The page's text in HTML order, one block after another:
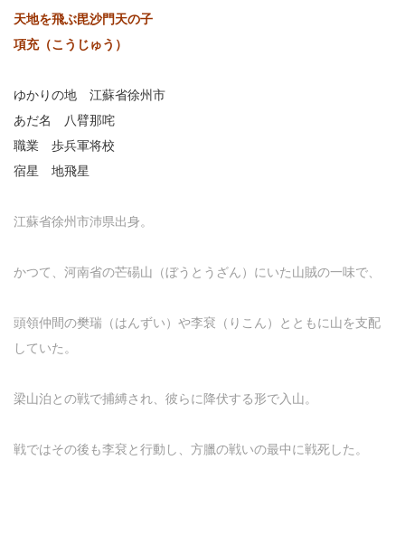
天地を飛ぶ毘沙門天の子
項充（こうじゅう）
ゆかりの地 江蘇省徐州市
あだ名 八臂那咤
職業 歩兵軍将校
宿星 地飛星
江蘇省徐州市沛県出身。
かつて、河南省の芒碭山（ぼうとうざん）にいた山賊の一味で、
頭領仲間の樊瑞（はんずい）や李袞（りこん）とともに山を支配
していた。
梁山泊との戦で捕縛され、彼らに降伏する形で入山。
戦ではその後も李袞と行動し、方臘の戦いの最中に戦死した。